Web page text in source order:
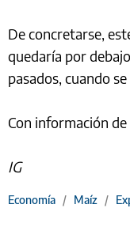
De concretarse,
quedaría por
pasados, cuando
Con información de
IG
Economía / Maíz /